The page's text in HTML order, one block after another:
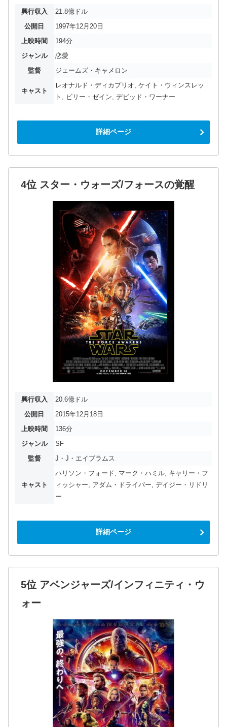
興行収入
21.8億ドル
公開日
1997年12月20日
上映時間
194分
ジャンル
恋愛
監督
ジェームズ・キャメロン
キャスト
レオナルド・ディカプリオ, ケイト・ウィンスレッ
ト, ビリー・ゼイン, デビッド・ワーナー
詳細ページ
4位 スター・ウォーズ/フォースの覚醒
興行収入
20.6億ドル
公開日
2015年12月18日
上映時間
136分
ジャンル
SF
監督
J・J・エイブラムス
キャスト
ハリソン・フォード, マーク・ハミル, キャリー・フ
ィッシャー, アダム・ドライバー, デイジー・リドリ
ー
詳細ページ
5位 アベンジャーズ/インフィニティ・ウ
ォー